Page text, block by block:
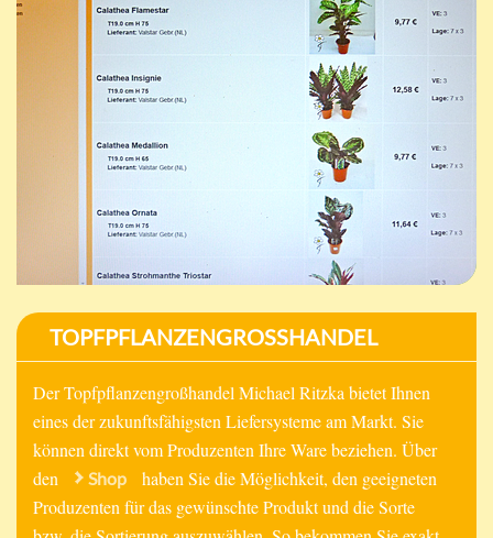
TOPFPFLANZENGROSSHANDEL
Der Topfpflanzengroßhandel Michael Ritzka bietet Ihnen
eines der zukunftsfähigsten Liefersysteme am Markt. Sie
können direkt vom Produzenten Ihre Ware beziehen. Über
den
Shop
haben Sie die Möglichkeit, den geeigneten
Produzenten für das gewünschte Produkt und die Sorte